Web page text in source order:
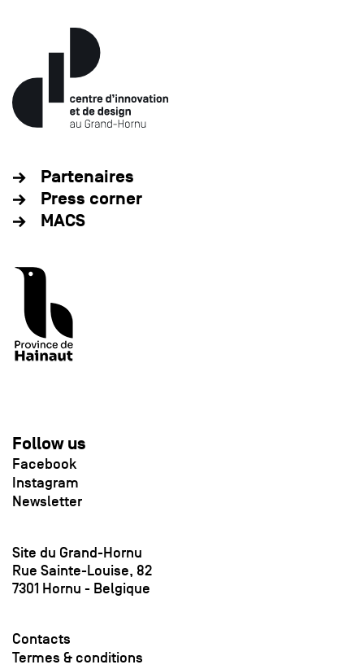
Partenaires
Press corner
MACS
Follow us
Facebook
Instagram
Newsletter
Site du Grand-Hornu
Rue Sainte-Louise, 82
7301 Hornu - Belgique
Contacts
Termes & conditions